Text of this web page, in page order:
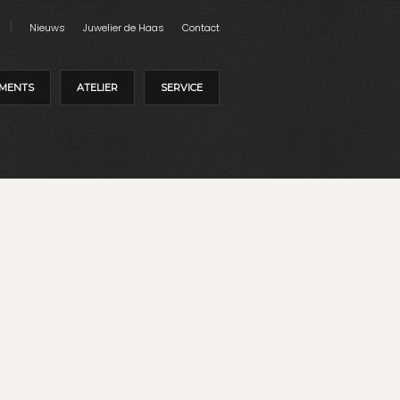
Nieuws Juwelier de Haas Contact
ATELIER SERVICE